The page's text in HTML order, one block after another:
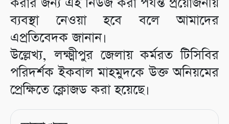
ব্যবস্থা নেওয়া হবে বলে আমাদের
এপ্রতিবেদক জানান।
উল্লেখ্য, লক্ষ্মীপুর জেলায় কর্মরত টিসিবির
পরিদর্শক ইকবাল মাহমুদকে উক্ত অনিয়মের
প্রেক্ষিতে ক্লোজড করা হয়েছে।